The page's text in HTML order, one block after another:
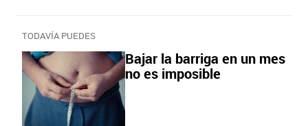
TODAVÍA PUEDES
Bajar la barriga en un mes
no es imposible